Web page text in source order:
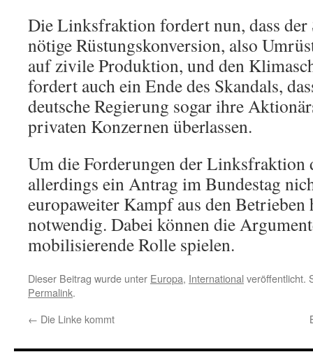
Die Linksfraktion fordert nun, dass der
nötige Rüstungskonversion, also
auf zivile Produktion, und den
fordert auch ein Ende des Skandals,
deutsche Regierung sogar ihre
privaten Konzernen überlassen.
Um die Forderungen der Linksfraktion
allerdings ein Antrag im Bundestag
europaweiter Kampf aus den Betrieben
notwendig. Dabei können die
mobilisierende Rolle spielen.
Dieser Beitrag wurde unter Europa, International veröffentlicht.
Permalink.
← Die Linke kommt